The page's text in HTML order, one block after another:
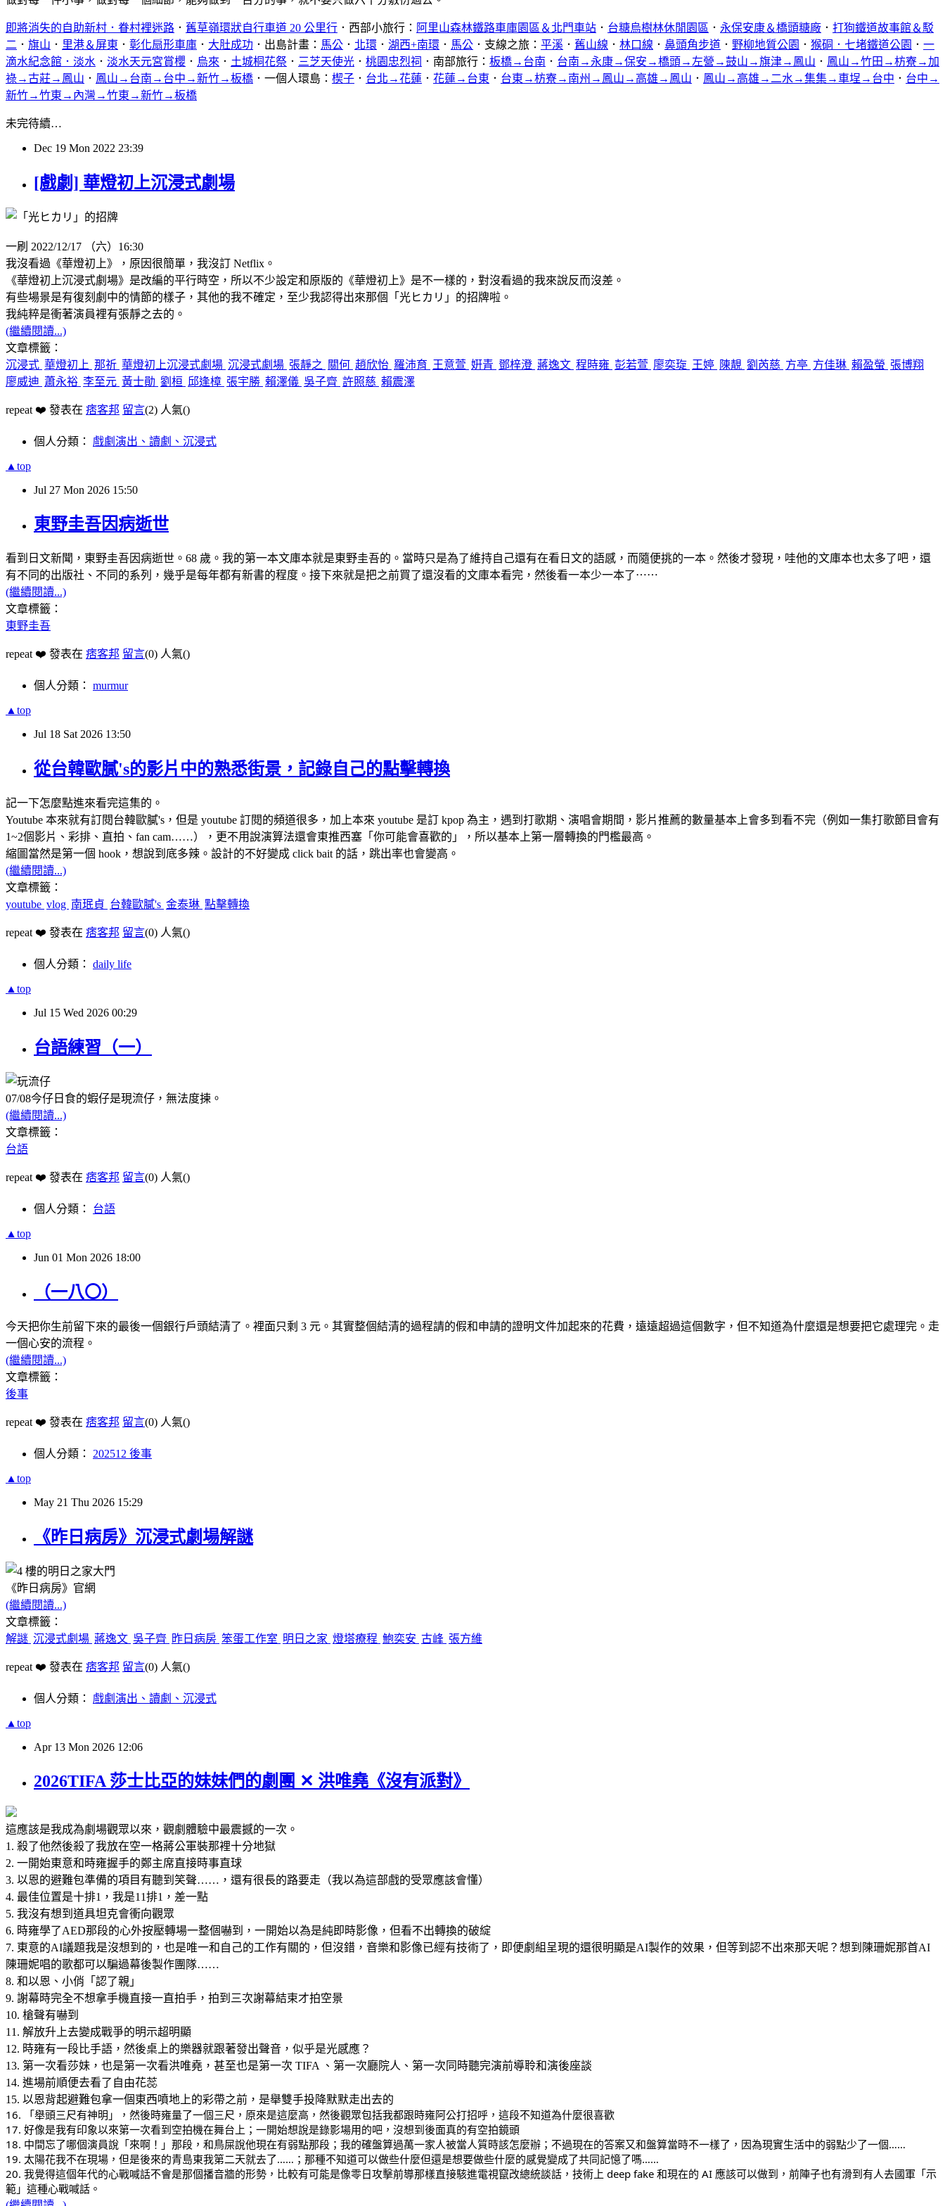
即將消失的自助新村．眷村裡迷路 ． 舊草嶺環狀自行車道 20 公里行 ．西部小旅行： 阿里山森林鐵路車庫園區＆北門車站 ． 台糖烏樹林休閒園區 ． 永保安康＆橋頭糖廠 ． 打狗鐵道故事館＆駁
二 ． 旗山 ． 里港＆屏東 ． 彰化扇形車庫 ． 大肚成功 ．出島計畫： 馬公 ． 北環 ． 湖西+南環 ． 馬公 ．支線之旅： 平溪 ． 舊山線 ． 林口線 ． 鼻頭角步道 ． 野柳地質公園 ． 猴硐．七堵鐵道公園 ． 一
滴水紀念館．淡水 ． 淡水天元宮賞櫻 ． 烏來 ． 土城桐花祭 ． 三芝天使光 ． 桃園忠烈祠 ．南部旅行： 板橋→台南 ． 台南→永康→保安→橋頭→左營→鼓山→旗津→鳳山 ． 鳳山→竹田→枋寮→加
祿→古莊→鳳山 ． 鳳山→台南→台中→新竹→板橋 ．一個人環島： 楔子 ． 台北→花蓮 ． 花蓮→台東 ． 台東→枋寮→南州→鳳山→高雄→鳳山 ． 鳳山→高雄→二水→集集→車埕→台中 ． 台中→
新竹→竹東→內灣→竹東→新竹→板橋
未完待續…
Dec 19 Mon 2022 23:39
[戲劇] 華燈初上沉浸式劇場
一刷 2022/12/17 （六）16:30
我沒看過《華燈初上》，原因很簡單，我沒訂 Netflix。
《華燈初上沉浸式劇場》是改編的平行時空，所以不少設定和原版的《華燈初上》是不一樣的，對沒看過的我來說反而沒差。
有些場景是有復刻劇中的情節的樣子，其他的我不確定，至少我認得出來那個「光ヒカリ」的招牌啦。
我純粹是衝著演員裡有張靜之去的。
(繼續閱讀...)
文章標籤：
沉浸式 華燈初上 那祈 華燈初上沉浸式劇場 沉浸式劇場 張靜之 關何 趙欣怡 羅沛育 王意萱 姸青 鄧梓澄 蔣逸文 程時雍 彭若萱 廖奕琁 王婷 陳靚 劉芮慈 方亭 方佳琳 賴盈螢 張博翔
廖威迪 蕭永裕 李至元 黃士勛 劉桓 邱逢樟 張宇勝 賴澤儀 吳子齊 許照慈 賴震澤
repeat ❤️ 發表在 痞客邦 留言(2) 人氣()
個人分類： 戲劇演出、讀劇、沉浸式
▲top
Jul 27 Mon 2026 15:50
東野圭吾因病逝世
看到日文新聞，東野圭吾因病逝世。68 歲。我的第一本文庫本就是東野圭吾的。當時只是為了維持自己還有在看日文的語感，而隨便挑的一本。然後才發現，哇他的文庫本也太多了吧，還
有不同的出版社、不同的系列，幾乎是每年都有新書的程度。接下來就是把之前買了還沒看的文庫本看完，然後看一本少一本了⋯⋯
(繼續閱讀...)
文章標籤：
東野圭吾
repeat ❤️ 發表在 痞客邦 留言(0) 人氣()
個人分類： murmur
▲top
Jul 18 Sat 2026 13:50
從台韓歐膩's的影片中的熟悉街景，記錄自己的點擊轉換
記一下怎麼點進來看完這集的。
Youtube 本來就有訂閱台韓歐膩's，但是 youtube 訂閱的頻道很多，加上本來 youtube 是訂 kpop 為主，遇到打歌期、演唱會期間，影片推薦的數量基本上會多到看不完（例如一集打歌節目會有
1~2個影片、彩排、直拍、fan cam……），更不用說演算法還會東推西塞「你可能會喜歡的」，所以基本上第一層轉換的門檻最高。
縮圖當然是第一個 hook，想說到底多辣。設計的不好變成 click bait 的話，跳出率也會變高。
(繼續閱讀...)
文章標籤：
youtube vlog 南珉貞 台韓歐膩's 金泰琳 點擊轉換
repeat ❤️ 發表在 痞客邦 留言(0) 人氣()
個人分類： daily life
▲top
Jul 15 Wed 2026 00:29
台語練習（一）
07/08今仔日食的蝦仔是現流仔，無法度揀。
(繼續閱讀...)
文章標籤：
台語
repeat ❤️ 發表在 痞客邦 留言(0) 人氣()
個人分類： 台語
▲top
Jun 01 Mon 2026 18:00
（一八〇）
今天把你生前留下來的最後一個銀行戶頭結清了。裡面只剩 3 元。其實整個結清的過程請的假和申請的證明文件加起來的花費，遠遠超過這個數字，但不知道為什麼還是想要把它處理完。走
一個心安的流程。
(繼續閱讀...)
文章標籤：
後事
repeat ❤️ 發表在 痞客邦 留言(0) 人氣()
個人分類： 202512 後事
▲top
May 21 Thu 2026 15:29
《昨日病房》沉浸式劇場解謎
《昨日病房》官網
(繼續閱讀...)
文章標籤：
解謎 沉浸式劇場 蔣逸文 吳子齊 昨日病房 笨蛋工作室 明日之家 燈塔療程 鮑奕安 古峰 張方維
repeat ❤️ 發表在 痞客邦 留言(0) 人氣()
個人分類： 戲劇演出、讀劇、沉浸式
▲top
Apr 13 Mon 2026 12:06
2026TIFA 莎士比亞的妹妹們的劇團 ✕ 洪唯堯《沒有派對》
這應該是我成為劇場觀眾以來，觀劇體驗中最震撼的一次。
1. 殺了他然後殺了我放在空一格蔣公軍裝那裡十分地獄
2. 一開始東意和時雍握手的鄭主席直接時事直球
3. 以恩的避難包準備的項目有聽到笑聲……，還有很長的路要走（我以為這部戲的受眾應該會懂）
4. 最佳位置是十排1，我是11排1，差一點
5. 我沒有想到道具坦克會衝向觀眾
6. 時雍學了AED那段的心外按壓轉場一整個嚇到，一開始以為是純即時影像，但看不出轉換的破綻
7. 東意的AI議題我是沒想到的，也是唯一和自己的工作有關的，但沒錯，音樂和影像已經有技術了，即便劇組呈現的還很明顯是AI製作的效果，但等到認不出來那天呢？想到陳珊妮那首AI
陳珊妮唱的歌都可以騙過幕後製作團隊……
8. 和以恩、小俏「認了親」
9. 謝幕時完全不想拿手機直接一直拍手，拍到三次謝幕結束才拍空景
10. 槍聲有嚇到
11. 解放升上去變成戰爭的明示超明顯
12. 時雍有一段比手語，然後桌上的樂器就跟著發出聲音，似乎是光感應？
13. 第一次看莎妹，也是第一次看洪唯堯，甚至也是第一次 TIFA 、第一次廳院人、第一次同時聽完演前導聆和演後座談
14. 進場前順便去看了自由花蕊
15. 以恩背起避難包拿一個東西噴地上的彩帶之前，是舉雙手投降默默走出去的
16. 「舉頭三尺有神明」，然後時雍量了一個三尺，原來是這麼高，然後觀眾包括我都跟時雍阿公打招呼，這段不知道為什麼很喜歡
17. 好像是我有印象以來第一次看到空拍機在舞台上；一開始想說是錄影場用的吧，沒想到後面真的有空拍鏡頭
18. 中間忘了哪個演員說「來啊！」那段，和鳥屎說他現在有弱點那段；我的確盤算過萬一家人被當人質時該怎麼辦；不過現在的答案又和盤算當時不一樣了，因為現實生活中的弱點少了一個……
19. 太陽花我不在現場，但是後來的青島東我第二天就去了……；那種不知道可以做些什麼但還是想要做些什麼的感覺變成了共同記憶了嗎……
20. 我覺得這個年代的心戰喊話不會是那個播音牆的形勢，比較有可能是像零日攻擊前導那樣直接駭進電視竄改總統談話，技術上 deep fake 和現在的 AI 應該可以做到，前陣子也有滑到有人去國軍「示
範」這種心戰喊話。